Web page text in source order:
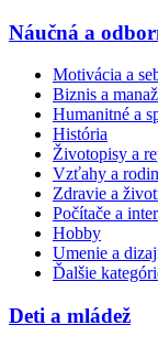
Náučná a
Motivácia a
Biznis a
Humanitné a
História
Životopisy a
Vzťahy a
Zdravie a
Počítače a
Hobby
Umenie a
Ďalšie
Deti a mládež